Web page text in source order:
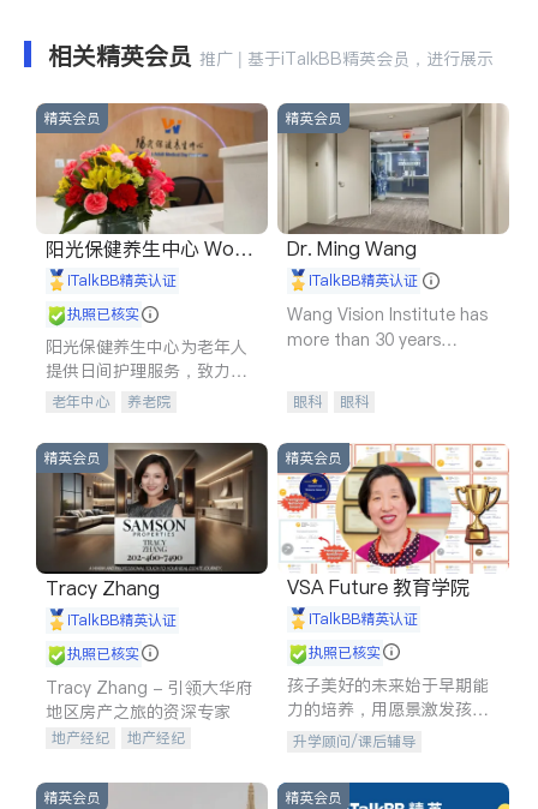
相关精英会员 推广 | 基于iTalkBB精英会员，进行展示
精英会员
阳光保健养生中心 World
shine
iTalkBB精英认证
执照已核实
阳光保健养生中心为老年人
提供日间护理服务，致力于
通过持续的护理创新来有效
老年中心 养老院
精英会员
Dr. Ming Wang
iTalkBB精英认证
Wang Vision Institute has
more than 30 years
眼科 眼科
精英会员
Tracy Zhang
iTalkBB精英认证
执照已核实
Tracy Zhang - 引领大华府
地区房产之旅的资深专家
地产经纪
地产经纪
商铺租售
精英会员
VSA Future 教育学院
iTalkBB精英认证
执照已核实
孩子美好的未来始于早期能
力的培养，用愿景激发孩子
的学习潜力和动力。理念：
拥有成长型心态是成功的基
石。
升学顾问/课后辅导
精英会员 精英会员